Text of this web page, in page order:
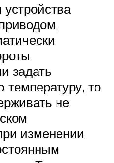
задать
температуру, то
не
изменении